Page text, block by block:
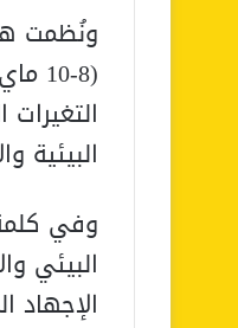
ونُظمت
(8-
البيئية
وفي
البيئي
الإجهاد